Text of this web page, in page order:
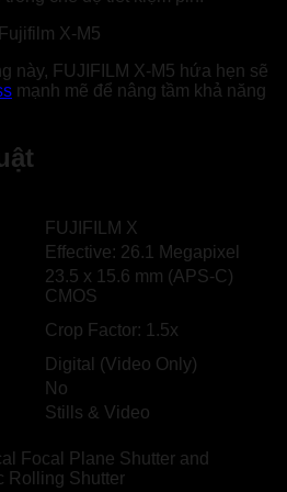
này, FUJIFILM X-M5 hứa hẹn sẽ
mạnh mẽ để nâng tầm khả năng
FUJIFILM X
Effective: 26.1 Megapixel
23.5 x 15.6 mm (APS-C)
CMOS
Crop Factor: 1.5x
Digital (Video Only)
No
Stills & Video
Focal Plane Shutter and
Rolling Shutter